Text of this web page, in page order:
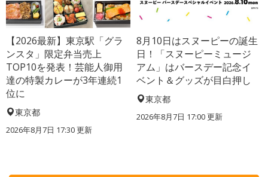
【2026最新】東京駅「グラ
ンスタ」限定弁当売上
TOP10を発表！芸能人御用
達の特製カレーが3年連続1
位に
東京都
2026年8月7日 17:30更新
8月10日はスヌーピーの誕生
日！「スヌーピーミュージ
アム」はバースデー記念イ
ベント＆グッズが目白押し
東京都
2026年8月7日 17:00更新